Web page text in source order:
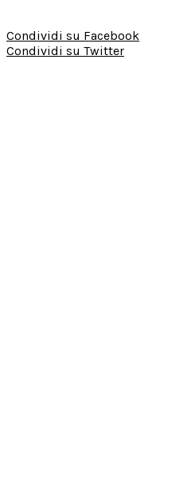
Condividi su Facebook
Condividi su Twitter